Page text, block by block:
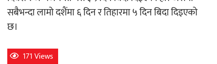
औपचारिक सेवा सञ्चालनमा
सबैभन्दा लामो दशैंमा ६ दिन र तिहारमा ५ दिन बिदा दिइएको
छ।
171 Views